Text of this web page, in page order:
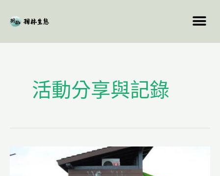
要
活動分享與記錄
羽